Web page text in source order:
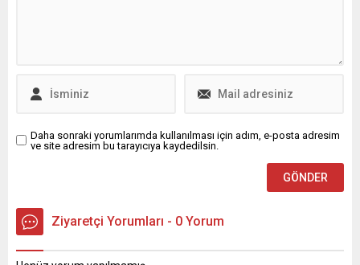
Daha sonraki yorumlarımda kullanılması için adım, e-posta adresim
ve site adresim bu tarayıcıya kaydedilsin.
Ziyaretçi Yorumları - 0 Yorum